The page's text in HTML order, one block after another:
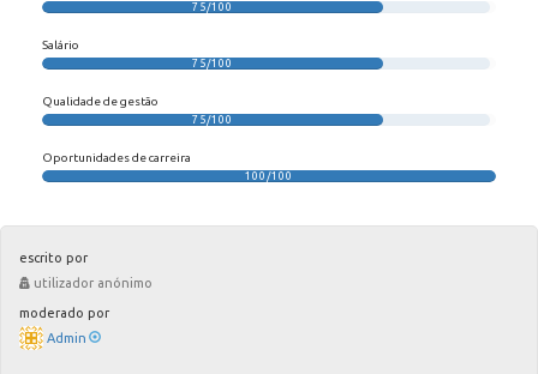
75/100
Salário
75/100
Qualidade de gestão
75/100
Oportunidades de carreira
100/100
escrito por
utilizador anónimo
moderado por
Admin